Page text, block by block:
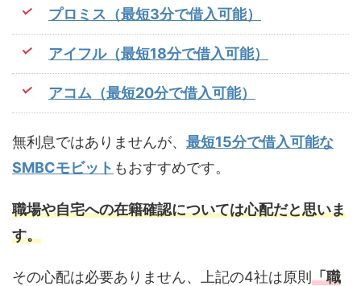
プロミス（最短3分で借入可能）
アイフル（最短18分で借入可能）
アコム（最短20分で借入可能）
無利息ではありませんが、 最短15分で借入可能な
SMBCモビット もおすすめです。
職場や自宅への在籍確認については心配だと思いま
す。
その心配は必要ありません、上記の4社は原則「職